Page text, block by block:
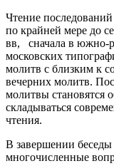
Чтение
по крайней мере до
вв, сначала в южно-
московских
молитв с близким к
вечерних молитв.
молитвы становятся
складываться
чтения.
В завершении
многочисленные